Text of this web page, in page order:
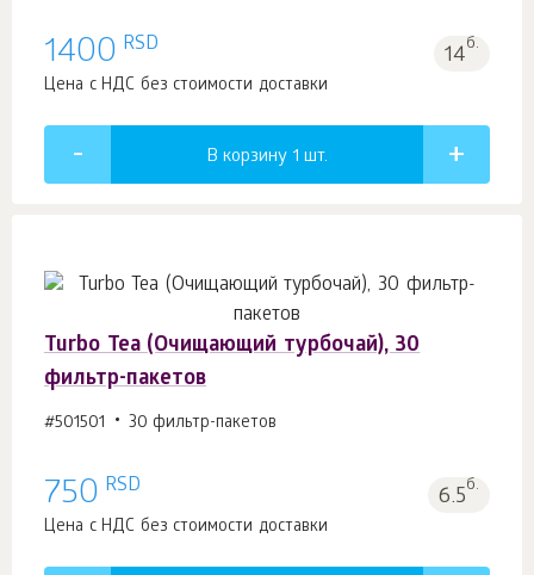
1400 RSD 14б.
Цена с НДС без стоимости доставки
В корзину 1 шт.
Turbo Tea (Очищающий турбочай), 30
фильтр-пакетов
#501501 30 фильтр-пакетов
750 RSD 6.5б.
Цена с НДС без стоимости доставки